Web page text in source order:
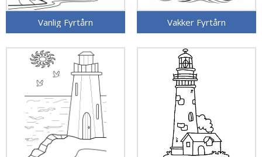
Vanlig Fyrtårn Vakker Fyrtårn